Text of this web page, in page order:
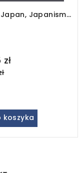
koszyka